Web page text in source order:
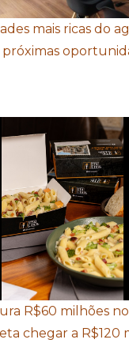
mais ricas do
próximas
R$60 milhões
chegar a R$120